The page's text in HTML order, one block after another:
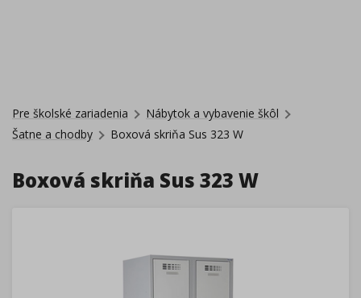
Pre školské zariadenia
Nábytok a vybavenie škôl
Šatne a chodby
Boxová skriňa Sus 323 W
Boxová skriňa Sus 323 W